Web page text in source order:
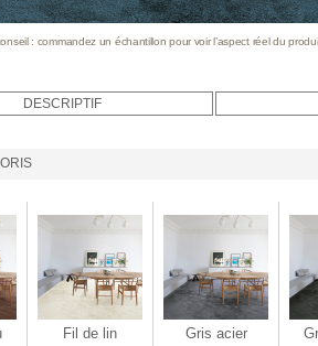
: commandez un échantillon pour voir l’aspect réel du
DESCRIPTIF
Fil de lin Gris acier